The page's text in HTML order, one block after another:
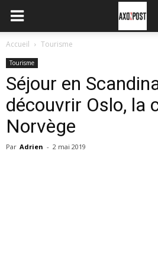
Accueil Tourisme
Tourisme
Séjour en
découvrir Oslo, la
Norvège
Par Adrien - 2 mai 2019